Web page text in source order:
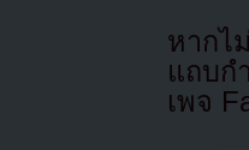
หากไ
แถบก
เพจ